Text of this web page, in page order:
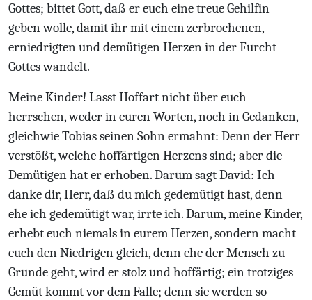
Gottes; bittet Gott, daß er euch eine treue Gehilfin
geben wolle, damit ihr mit einem zerbrochenen,
erniedrigten und demütigen Herzen in der Furcht
Gottes wandelt.
Meine Kinder! Lasst Hoffart nicht über euch
herrschen, weder in euren Worten, noch in Gedanken,
gleichwie Tobias seinen Sohn ermahnt: Denn der Herr
verstößt, welche hoffärtigen Herzens sind; aber die
Demütigen hat er erhoben. Darum sagt David: Ich
danke dir, Herr, daß du mich gedemütigt hast, denn
ehe ich gedemütigt war, irrte ich. Darum, meine Kinder,
erhebt euch niemals in eurem Herzen, sondern macht
euch den Niedrigen gleich, denn ehe der Mensch zu
Grunde geht, wird er stolz und hoffärtig; ein trotziges
Gemüt kommt vor dem Falle; denn sie werden so